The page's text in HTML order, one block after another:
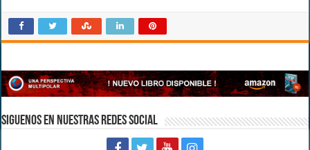
Siguenos en Nuestras Redes Social